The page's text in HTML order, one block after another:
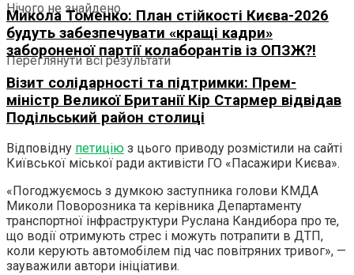
Нічого не знайдено
Переглянути всі результати
Микола Томенко: План стійкості Києва-2026
будуть забезпечувати «кращі кадри»
забороненої партії колаборантів із ОПЗЖ?!
Візит солідарності та підтримки: Прем-
міністр Великої Британії Кір Стармер відвідав
Подільський район столиці
Відповідну петицію з цього приводу розмістили на сайті
Київської міської ради активісти ГО «Пасажири Києва».
«Погоджуємось з думкою заступника голови КМДА
Миколи Поворозника та керівника Департаменту
транспортної інфраструктури Руслана Кандибора про те,
що водії отримують стрес і можуть потрапити в ДТП,
коли керують автомобілем під час повітряних тривог», —
зауважили автори ініціативи.